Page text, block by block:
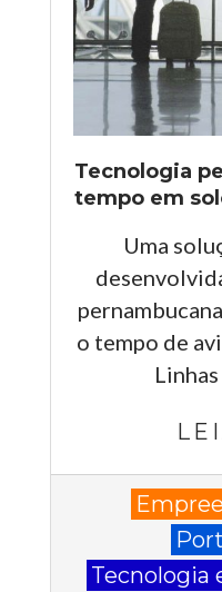
Tecnologia
tempo em
Uma
o tempo de
Tecnologia